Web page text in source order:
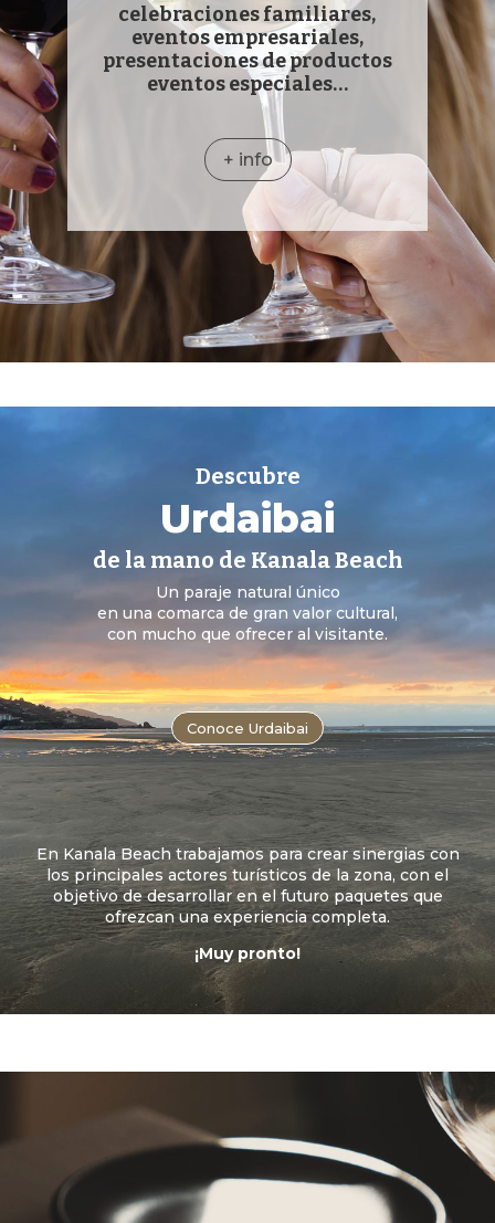
celebraciones familiares,
eventos empresariales,
presentaciones de productos
eventos especiales…
+ info
Descubre
Urdaibai
de la mano de Kanala Beach
Un paraje natural único
en una comarca de gran valor cultural,
con mucho que ofrecer al visitante.
Conoce Urdaibai
En Kanala Beach trabajamos para crear sinergias con
los principales actores turísticos de la zona, con el
objetivo de desarrollar en el futuro paquetes que
ofrezcan una experiencia completa.
¡Muy pronto!